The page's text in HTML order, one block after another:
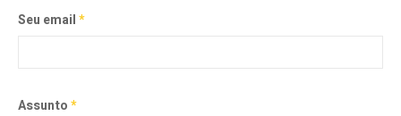
Seu email*
Assunto*